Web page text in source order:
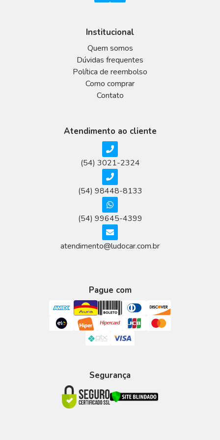
Institucional
Quem somos
Dúvidas frequentes
Política de reembolso
Como comprar
Contato
Atendimento ao cliente
(54) 3021-2324
(54) 98448-8133
(54) 99645-4399
atendimento@ludocar.com.br
Pague com
Segurança